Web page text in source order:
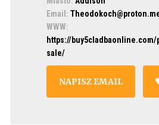
Email:
WWW:
https://
sale/
NAPISZ EMAIL